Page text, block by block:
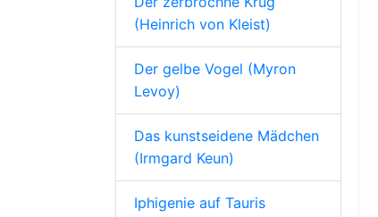
(Heinrich von Kleist)
Der gelbe Vogel (Myron
Levoy)
Das kunstseidene Mädchen
(Irmgard Keun)
Iphigenie auf Tauris